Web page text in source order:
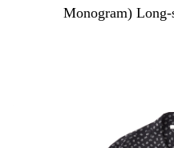
Monogram) Long-